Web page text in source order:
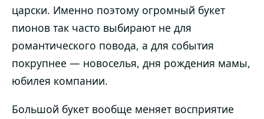
царски. Именно поэтому огромный букет
пионов так часто выбирают не для
романтического повода, а для события
покрупнее — новоселья, дня рождения мамы,
юбилея компании.
Большой букет вообще меняет восприятие